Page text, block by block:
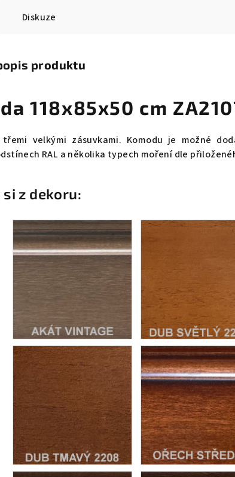
Diskuze
produktu
118x85x50 cm
třemi velkými zásuvkami. Komodu je možné
RAL a několika typech moření dle
z dekoru: